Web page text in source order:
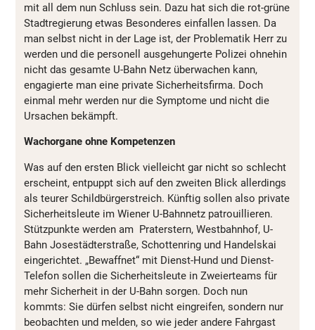
mit all dem nun Schluss sein. Dazu hat sich die rot-grüne
Stadtregierung etwas Besonderes einfallen lassen. Da
man selbst nicht in der Lage ist, der Problematik Herr zu
werden und die personell ausgehungerte Polizei ohnehin
nicht das gesamte U-Bahn Netz überwachen kann,
engagierte man eine private Sicherheitsfirma. Doch
einmal mehr werden nur die Symptome und nicht die
Ursachen bekämpft.
Wachorgane ohne Kompetenzen
Was auf den ersten Blick vielleicht gar nicht so schlecht
erscheint, entpuppt sich auf den zweiten Blick allerdings
als teurer Schildbürgerstreich. Künftig sollen also private
Sicherheitsleute im Wiener U-Bahnnetz patrouillieren.
Stützpunkte werden am Praterstern, Westbahnhof, U-
Bahn Josestädterstraße, Schottenring und Handelskai
eingerichtet. „Bewaffnet“ mit Dienst-Hund und Dienst-
Telefon sollen die Sicherheitsleute in Zweierteams für
mehr Sicherheit in der U-Bahn sorgen. Doch nun
kommts: Sie dürfen selbst nicht eingreifen, sondern nur
beobachten und melden, so wie jeder andere Fahrgast